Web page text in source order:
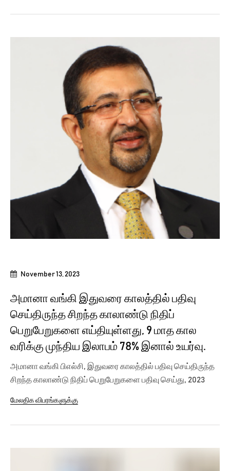
November 13, 2023
அமானா வங்கி இதுவரை காலத்தில் பதிவு
செய்திருந்த சிறந்த காலாண்டு நிதிப்
பெறுபேறுகளை எய்தியுள்ளது, 9 மாத கால
வரிக்கு முந்திய இலாபம் 78% இனால் உயர்வு.
அமானா வங்கி பிஎல்சி, இதுவரை காலத்தில் பதிவு செய்திருந்த
சிறந்த காலாண்டு நிதிப் பெறுபேறுகளை பதிவு செய்து, 2023
மேலதிக விபரங்களுக்கு